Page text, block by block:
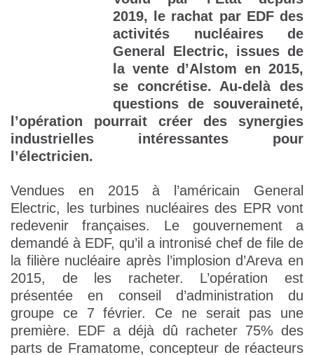
2019, le rachat par EDF des
activités nucléaires de
General Electric, issues de
la vente d’Alstom en 2015,
se concrétise. Au-delà des
questions de souveraineté,
l’opération pourrait créer des synergies
industrielles intéressantes pour
l’électricien.
Vendues en 2015 à l’américain General
Electric, les turbines nucléaires des EPR vont
redevenir françaises. Le gouvernement a
demandé à EDF, qu’il a intronisé chef de file de
la filière nucléaire après l’implosion d’Areva en
2015, de les racheter. L’opération est
présentée en conseil d’administration du
groupe ce 7 février. Ce ne serait pas une
première. EDF a déjà dû racheter 75% des
parts de Framatome, concepteur de réacteurs